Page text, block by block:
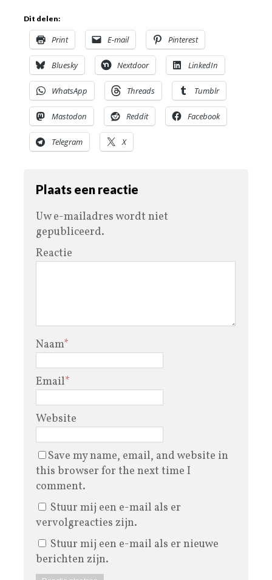
Dit delen:
Print E-mail Pinterest
Bluesky Nextdoor LinkedIn
WhatsApp Threads Tumblr
Mastodon Reddit Facebook
Telegram X
Plaats een reactie
Uw e-mailadres wordt niet
gepubliceerd.
Reactie
Naam*
Email*
Website
Save my name, email, and website in
this browser for the next time I
comment.
Stuur mij een e-mail als er
vervolgreacties zijn.
Stuur mij een e-mail als er nieuwe
berichten zijn.